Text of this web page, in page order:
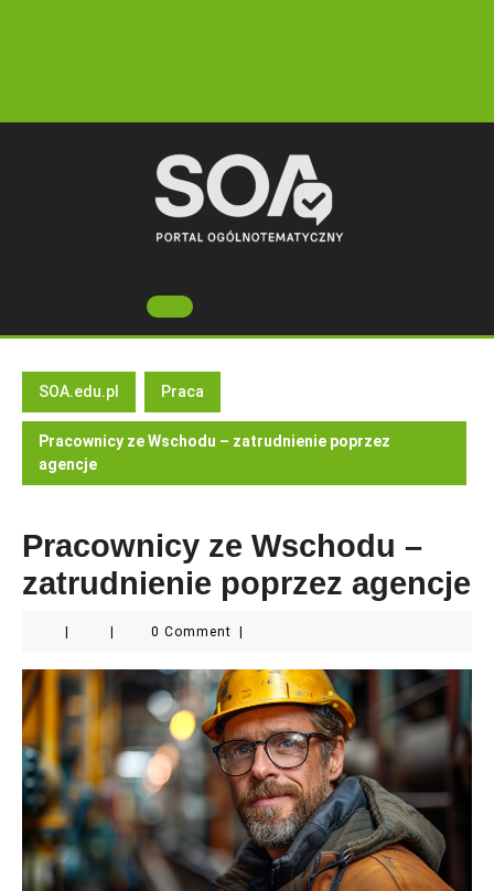
Open
Button
SOA.edu.pl Praca
Pracownicy ze Wschodu – zatrudnienie poprzez
agencje
Pracownicy ze Wschodu –
zatrudnienie poprzez agencje
0 Comment